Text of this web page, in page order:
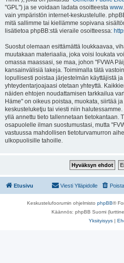
"GPL") ja se voidaan ladata osoitteesta
vain ympäristön internet-keskustelulle.
mitä sallimme tai kiellämme sopivana
lisätietoa phpBB:stä vieraile osoitteessa:
Suostut olemaan esittämättä loukkaavaa,
muutakaan materiaalia, joka voisi loukata
omassa maassasi, se maa, johon "FVWA
kansainvälisiä lakeja. Toimimalla tätä
lopullisesti poistaa järjestelmän käyttäjistä
yhteydentarjoajaasi otetaan yhteyttä.
näiden ehtojen noudattamisen tarkkailua
Häme" on oikeus poistaa, muokata, siirtää
keskusteluketju tai viesti niin
yllä annettu tieto tallennetaan tietokantaan.
osapuolelle ilman suostumustasi, mutta
vastuussa mahdollisen tietoturvamurron
ulkopuolisille tahoille.
Etusivu Viesti Ylläpidolle
Keskustelufoorumin ohjelmisto phpBB®
Käännös: phpBB Suomi
Yksityisyys |